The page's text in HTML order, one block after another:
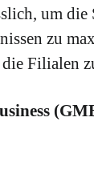
um
zu
Filialen